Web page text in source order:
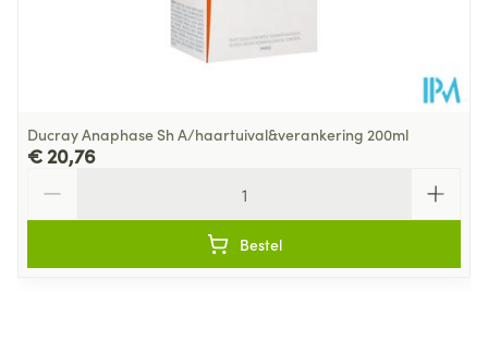
Ducray Anaphase Sh A/haartuival&verankering 200ml
€ 20,76
Bestel